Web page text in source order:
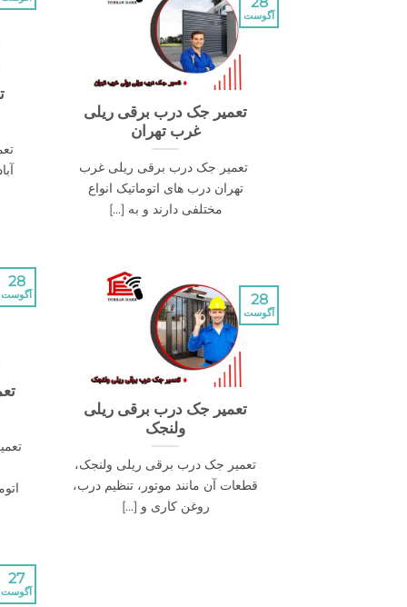
تعمیر جک درب برقی ریلی
غرب تهران
تعمیر جک درب برقی ریلی غرب
تهران درب های اتوماتیک انواع
مختلفی دارند و به [...]
آگوست
28
آگوست
تعمیر جک درب برقی ریلی
ولنجک
تعمیر جک درب برقی ریلی ولنجک،
قطعات آن مانند موتور، تنظیم درب،
روغن کاری و [...]
28
آگوست
27
آگوست